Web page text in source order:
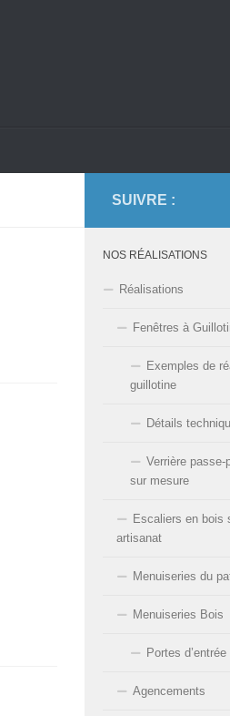
SUIVRE :
NOS RÉALISATIONS
Réalisations
Fenêtres à
Exemples de
guillotine
Détails
Verrière
sur mesure
Escaliers en bois
artisanat
Menuiseries du
Menuiseries Bois
Portes
Agencements